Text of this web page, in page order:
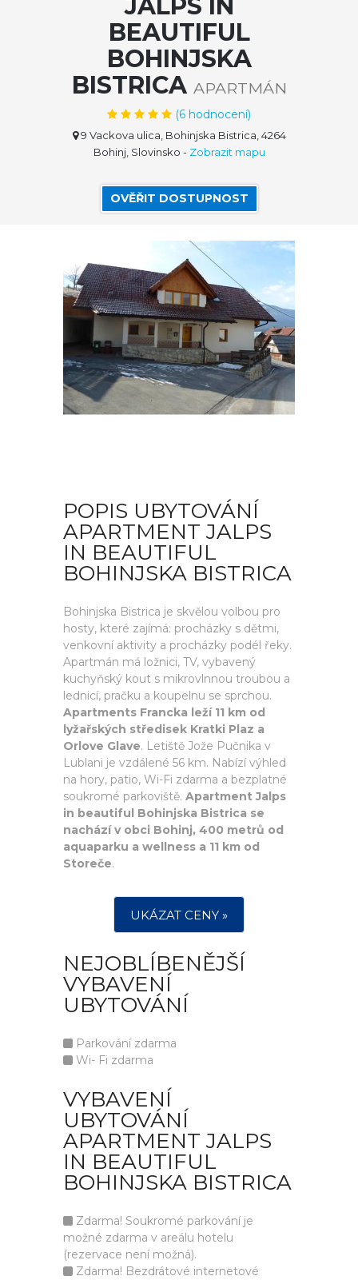
JALPS IN
BEAUTIFUL
BOHINJSKA
BISTRICA APARTMÁN
(6 hodnocení)
9 Vackova ulica, Bohinjska Bistrica, 4264
Bohinj, Slovinsko - Zobrazit mapu
OVĚŘIT DOSTUPNOST
POPIS UBYTOVÁNÍ
APARTMENT JALPS
IN BEAUTIFUL
BOHINJSKA BISTRICA
Bohinjska Bistrica je skvělou volbou pro
hosty, které zajímá: procházky s dětmi,
venkovní aktivity a procházky podél řeky.
Apartmán má ložnici, TV, vybavený
kuchyňský kout s mikrovlnnou troubou a
lednicí, pračku a koupelnu se sprchou.
Apartments Francka leží 11 km od
lyžařských středisek Kratki Plaz a
Orlove Glave. Letiště Jože Pučnika v
Lublani je vzdálené 56 km. Nabízí výhled
na hory, patio, Wi-Fi zdarma a bezplatné
soukromé parkoviště. Apartment Jalps
in beautiful Bohinjska Bistrica se
nachází v obci Bohinj, 400 metrů od
aquaparku a wellness a 11 km od
Storeče.
UKÁZAT CENY »
NEJOBLÍBENĚJŠÍ
VYBAVENÍ
UBYTOVÁNÍ
Parkování zdarma
Wi- Fi zdarma
VYBAVENÍ
UBYTOVÁNÍ
APARTMENT JALPS
IN BEAUTIFUL
BOHINJSKA BISTRICA
Zdarma! Soukromé parkování je
možné zdarma v areálu hotelu
(rezervace není možná).
Zdarma! Bezdrátové internetové